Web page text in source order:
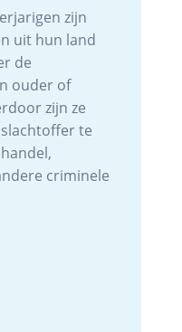
zijn
uit hun land
de
ouder of
zijn ze
te
criminele